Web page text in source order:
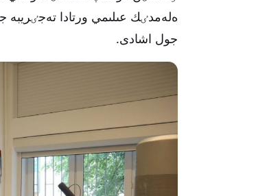
ەلەمدٸك عىلىمي ورتادا تەجٸريبە
جول اشادى.